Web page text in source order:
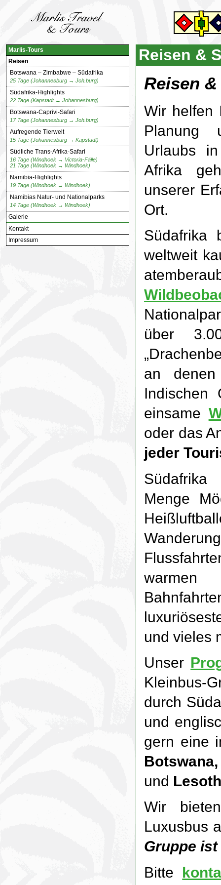
Marlis-Tours
Reisen
Botswana – Zimbabwe – Südafrika
25 Tage (Johannesburg → Joh.burg)
Südafrika-Highlights
22 Tage (Kapstadt → Johannesburg)
Botswana-Caprivi-Safari
17 Tage (Johannesburg → Joh.burg)
Aufregende Tierwelt
15 Tage (Johannesburg → Kapstadt)
Südliche Trans-Afrika-Safari
16 Tage (Windhoek → Victoria-Fälle)
21 Tage (Windhoek → Windhoek)
Namibia-Highlights
19 Tage (Windhoek → Windhoek)
Namibias Natur- und Nationalparks
14 Tage (Windhoek → Windhoek)
Galerie
Kontakt
Impressum
Reisen &
Reisen
Wir helfen
Planung
Urlaubs
Afrika
unserer
Ort.
Südafrika
weltweit
über
an
Indischen
einsame
oder das
jeder
Menge
warmen
und vieles
Unser
Kleinbus-
durch
und
gern eine
und
Wir
Luxusbus
Gruppe
Bitte